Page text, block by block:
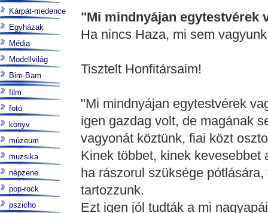
"Mi mindnyájan egytestvérek
Ha nincs Haza, mi sem
Tisztelt Honfitársaim!
"Mi mindnyájan egytestvérek
igen gazdag volt, de magának
vagyonát köztünk, fiai közt
Kinek többet, kinek kevesebbet
ha rászorul szüksége
tartozzunk.
Ezt igen jól tudták a mi
Kárpát-medence
Egyházak
Média
Modellvilág
Bim-Bam
film
fotó
könyv
múzeum
muzsika
népzene
pop-rock
pszicho